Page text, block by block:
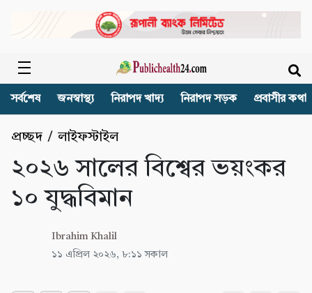
সর্বশেষ জনস্বাস্থ্য নিরাপদ খাদ্য নিরাপদ সড়ক প্রবাসীর কথা
প্রচ্ছদ /লাইফস্টাইল
২০২৬ সালের বিশ্বের ভয়ংকর
১০ যুদ্ধবিমান
Ibrahim Khalil
১১ এপ্রিল ২০২৬, ৮:১১ সকাল